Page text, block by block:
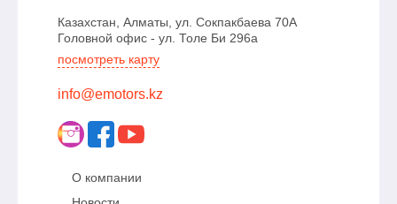
Казахстан, Алматы, ул. Сокпакбаева 70А
Головной офис - ул. Толе Би 296а
посмотреть карту
info@emotors.kz
О компании